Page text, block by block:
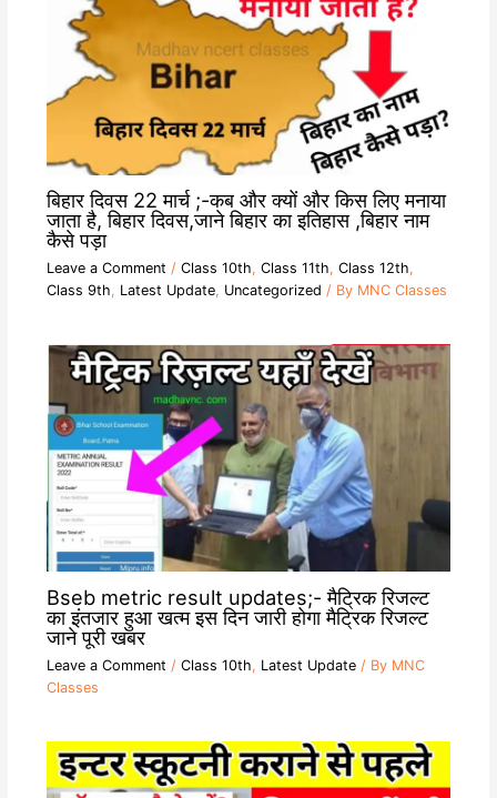
बिहार दिवस 22 मार्च ;-कब और क्यों और किस लिए मनाया
जाता है, बिहार दिवस,जाने बिहार का इतिहास ,बिहार नाम
कैसे पड़ा
Leave a Comment / Class 10th, Class 11th, Class 12th,
Class 9th, Latest Update, Uncategorized / By MNC Classes
Bseb metric result updates;- मैट्रिक रिजल्ट
का इंतजार हुआ खत्म इस दिन जारी होगा मैट्रिक रिजल्ट
जाने पूरी खबर
Leave a Comment / Class 10th, Latest Update/ By MNC
Classes